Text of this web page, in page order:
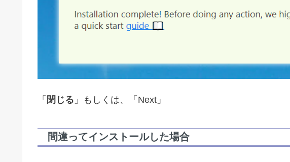
「 閉じる 」もしくは、「Next」
間違ってインストールした場合